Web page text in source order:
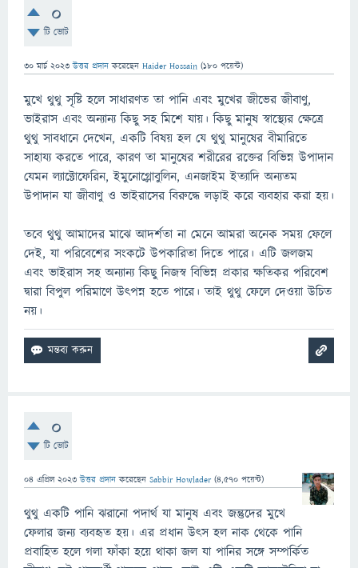
0
টি ভোট
30 মার্চ 2023 উত্তর প্রদান করেছেন Haider Hossain (180 পয়েন্ট)
মুখে থুথু সৃষ্টি হলে সাধারণত তা পানি এবং মুখের জীভের জীবাণু,
ভাইরাস এবং অন্যান্য কিছু সহ মিশে যায়। কিছু মানুষ স্বাস্থ্যের ক্ষেত্রে
থুথু সাবধানে দেখেন, একটি বিষয় হল যে থুথু মানুষের বীমারিতে
সাহায্য করতে পারে, কারণ তা মানুষের শরীরের রক্তের বিভিন্ন উপাদান
যেমন ল্যাক্টোফেরিন, ইমুনোগ্লোবুলিন, এনজাইম ইত্যাদি অন্যতম
উপাদান যা জীবাণু ও ভাইরাসের বিরুদ্ধে লড়াই করে ব্যবহার করা হয়।
তবে থুথু আমাদের মাঝে আদর্শতা না মেনে আমরা অনেক সময় ফেলে
দেই, যা পরিবেশের সংকটে উপকারিতা দিতে পারে। এটি জলজম
এবং ভাইরাস সহ অন্যান্য কিছু নিজস্ব বিভিন্ন প্রকার ক্ষতিকর পরিবেশ
দ্বারা বিপুল পরিমাণে উৎপন্ন হতে পারে। তাই থুথু ফেলে দেওয়া উচিত
নয়।
0
টি ভোট
04 এপ্রিল 2023 উত্তর প্রদান করেছেন Sabbir Howlader (4,570 পয়েন্ট)
থুথু একটি পানি ঝরানো পদার্থ যা মানুষ এবং জন্তুদের মুখে
ফেলার জন্য ব্যবহৃত হয়। এর প্রধান উৎস হল নাক থেকে পানি
প্রবাহিত হলে গলা ফাঁকা হয়ে থাকা জল যা পানির সঙ্গে সম্পর্কিত